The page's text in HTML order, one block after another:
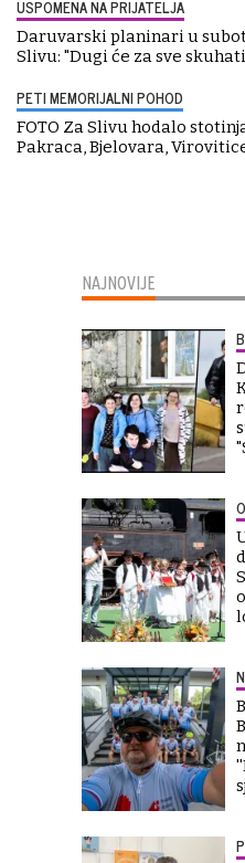
USPOMENA NA PRIJATELJA
Daruvarski planinari u
Slivu: "Dugi će za sve
PETI MEMORIJALNI POHOD
FOTO Za Slivu hodalo
Pakraca, Bjelovara,
NAJNOVIJE